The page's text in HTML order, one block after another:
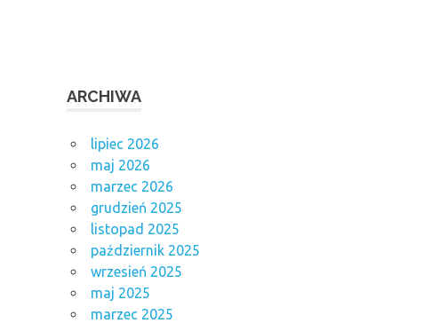
ARCHIWA
lipiec 2026
maj 2026
marzec 2026
grudzień 2025
listopad 2025
październik 2025
wrzesień 2025
maj 2025
marzec 2025